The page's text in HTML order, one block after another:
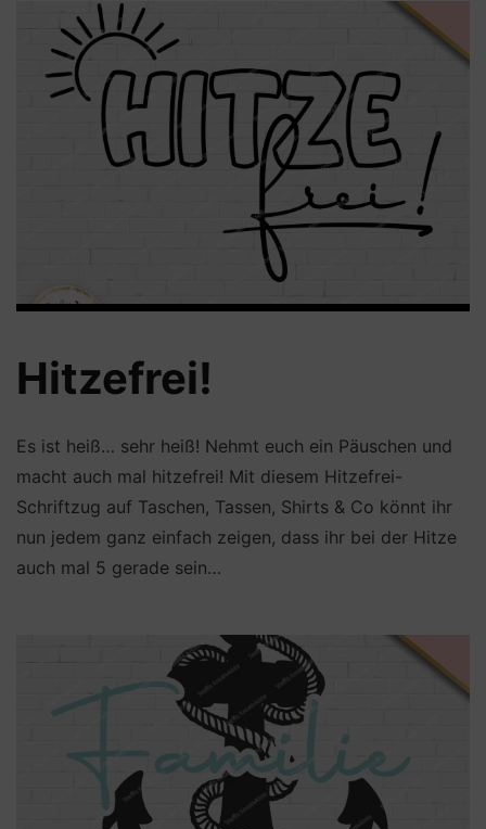
Hitzefrei!
Es ist heiß… sehr heiß! Nehmt euch ein Päuschen und
macht auch mal hitzefrei! Mit diesem Hitzefrei-
Schriftzug auf Taschen, Tassen, Shirts & Co könnt ihr
nun jedem ganz einfach zeigen, dass ihr bei der Hitze
auch mal 5 gerade sein…